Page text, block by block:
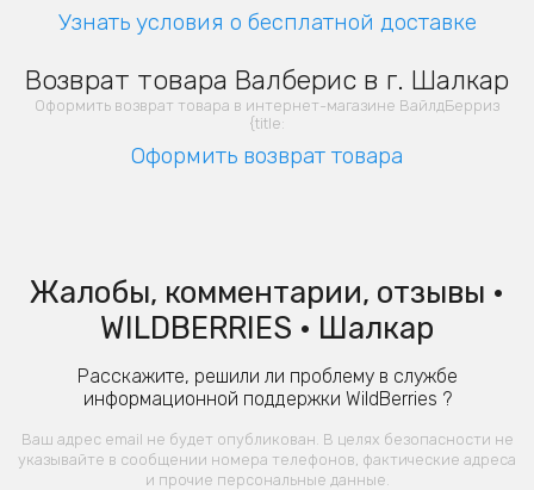
Узнать условия о бесплатной доставке
Возврат товара Валберис в г. Шалкар
Оформить возврат товара в интернет-магазине ВайлдБерриз
{title:
Оформить возврат товара
Жалобы, комментарии, отзывы •
WILDBERRIES • Шалкар
Расскажите, решили ли проблему в службе
информационной поддержки WildBerries ?
Ваш адрес email не будет опубликован. В целях безопасности не
указывайте в сообщении номера телефонов, фактические адреса
и прочие персональные данные.